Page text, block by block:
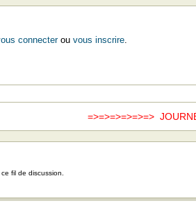
connecterou vous inscrire.
=>=>=>=>=>=>
fil de discussion.